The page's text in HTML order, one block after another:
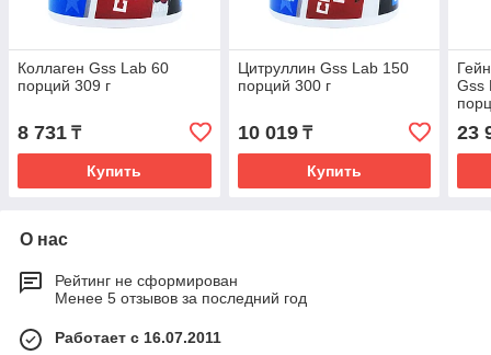
Коллаген Gss Lab 60
порций 309 г
8 731 ₸
Купить
Цитруллин Gss Lab 150
порций 300 г
10 019₸
Купить
Gss
23
О нас
Рейтинг не сформирован
Менее 5 отзывов за последний год
Работает с 16.07.2011